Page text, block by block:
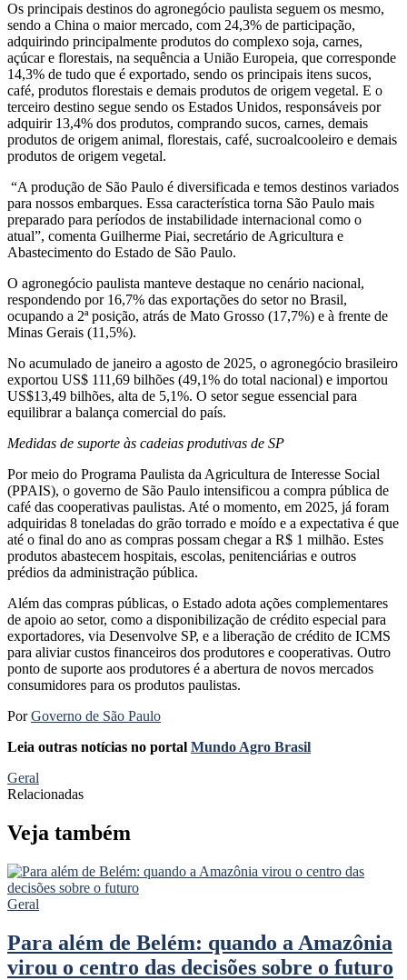
Os principais destinos do agronegócio paulista seguem os mesmo,
sendo a China o maior mercado, com 24,3% de participação,
adquirindo principalmente produtos do complexo soja, carnes,
açúcar e florestais, na sequência a União Europeia, que corresponde
14,3% de tudo que é exportado, sendo os principais itens sucos,
café, produtos florestais e demais produtos de origem vegetal. E o
terceiro destino segue sendo os Estados Unidos, responsáveis por
adquirir 13,4% dos produtos, comprando sucos, carnes, demais
produtos de origem animal, florestais, café, sucroalcooleiro e demais
produtos de origem vegetal.
“A produção de São Paulo é diversificada e temos destinos variados
para nossos embarques. Essa característica torna São Paulo mais
preparado para períodos de instabilidade internacional como o
atual”, comenta Guilherme Piai, secretário de Agricultura e
Abastecimento do Estado de São Paulo.
O agronegócio paulista manteve destaque no cenário nacional,
respondendo por 16,7% das exportações do setor no Brasil,
ocupando a 2ª posição, atrás de Mato Grosso (17,7%) e à frente de
Minas Gerais (11,5%).
No acumulado de janeiro a agosto de 2025, o agronegócio brasileiro
exportou US$ 111,69 bilhões (49,1% do total nacional) e importou
US$13,49 bilhões, alta de 5,1%. O setor segue essencial para
equilibrar a balança comercial do país.
Medidas de suporte às cadeias produtivas de SP
Por meio do Programa Paulista da Agricultura de Interesse Social
(PPAIS), o governo de São Paulo intensificou a compra pública de
café das cooperativas paulistas. Até o momento, em 2025, já foram
adquiridas 8 toneladas do grão torrado e moído e a expectativa é que
até o final do ano as compras possam chegar a R$ 1 milhão. Estes
produtos abastecem hospitais, escolas, penitenciárias e outros
prédios da administração pública.
Além das compras públicas, o Estado adota ações complementares
de apoio ao setor, como a disponibilização de crédito especial para
exportadores, via Desenvolve SP, e a liberação de crédito de ICMS
para aliviar custos financeiros dos produtores e cooperativas. Outro
ponto de suporte aos produtores é a abertura de novos mercados
consumidores para os produtos paulistas.
PorGoverno de São Paulo
Leia outras notícias no portal Mundo Agro Brasil
Geral
Relacionadas
Veja também
Geral
Para além de Belém: quando a Amazônia
virou o centro das decisões sobre o futuro